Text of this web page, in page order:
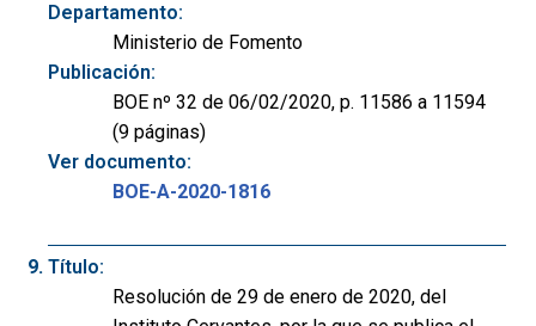
Departamento:
Ministerio de Fomento
Publicación:
BOE nº 32 de 06/02/2020, p. 11586 a 11594
(9 páginas)
Ver documento:
BOE-A-2020-1816
Título:
Resolución de 29 de enero de 2020, del